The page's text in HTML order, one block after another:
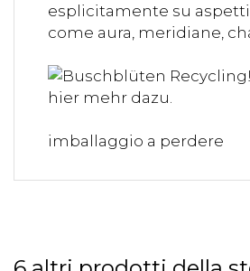
esplicitamente su
come aura, meridiane,
imballaggio a perdere